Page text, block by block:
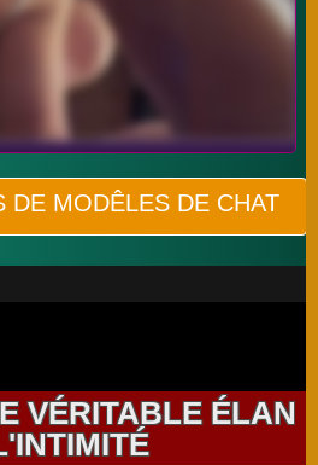
DE MODÊLES DE CHAT
VÉRITABLE ÉLAN